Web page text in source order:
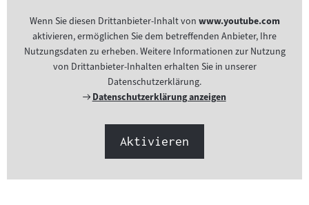
Wenn Sie diesen Drittanbieter-Inhalt von www.youtube.com
aktivieren, ermöglichen Sie dem betreffenden Anbieter, Ihre
Nutzungsdaten zu erheben. Weitere Informationen zur Nutzung
von Drittanbieter-Inhalten erhalten Sie in unserer
Datenschutzerklärung.
Externer
Datenschutzerklärung anzeigen
Aktivieren